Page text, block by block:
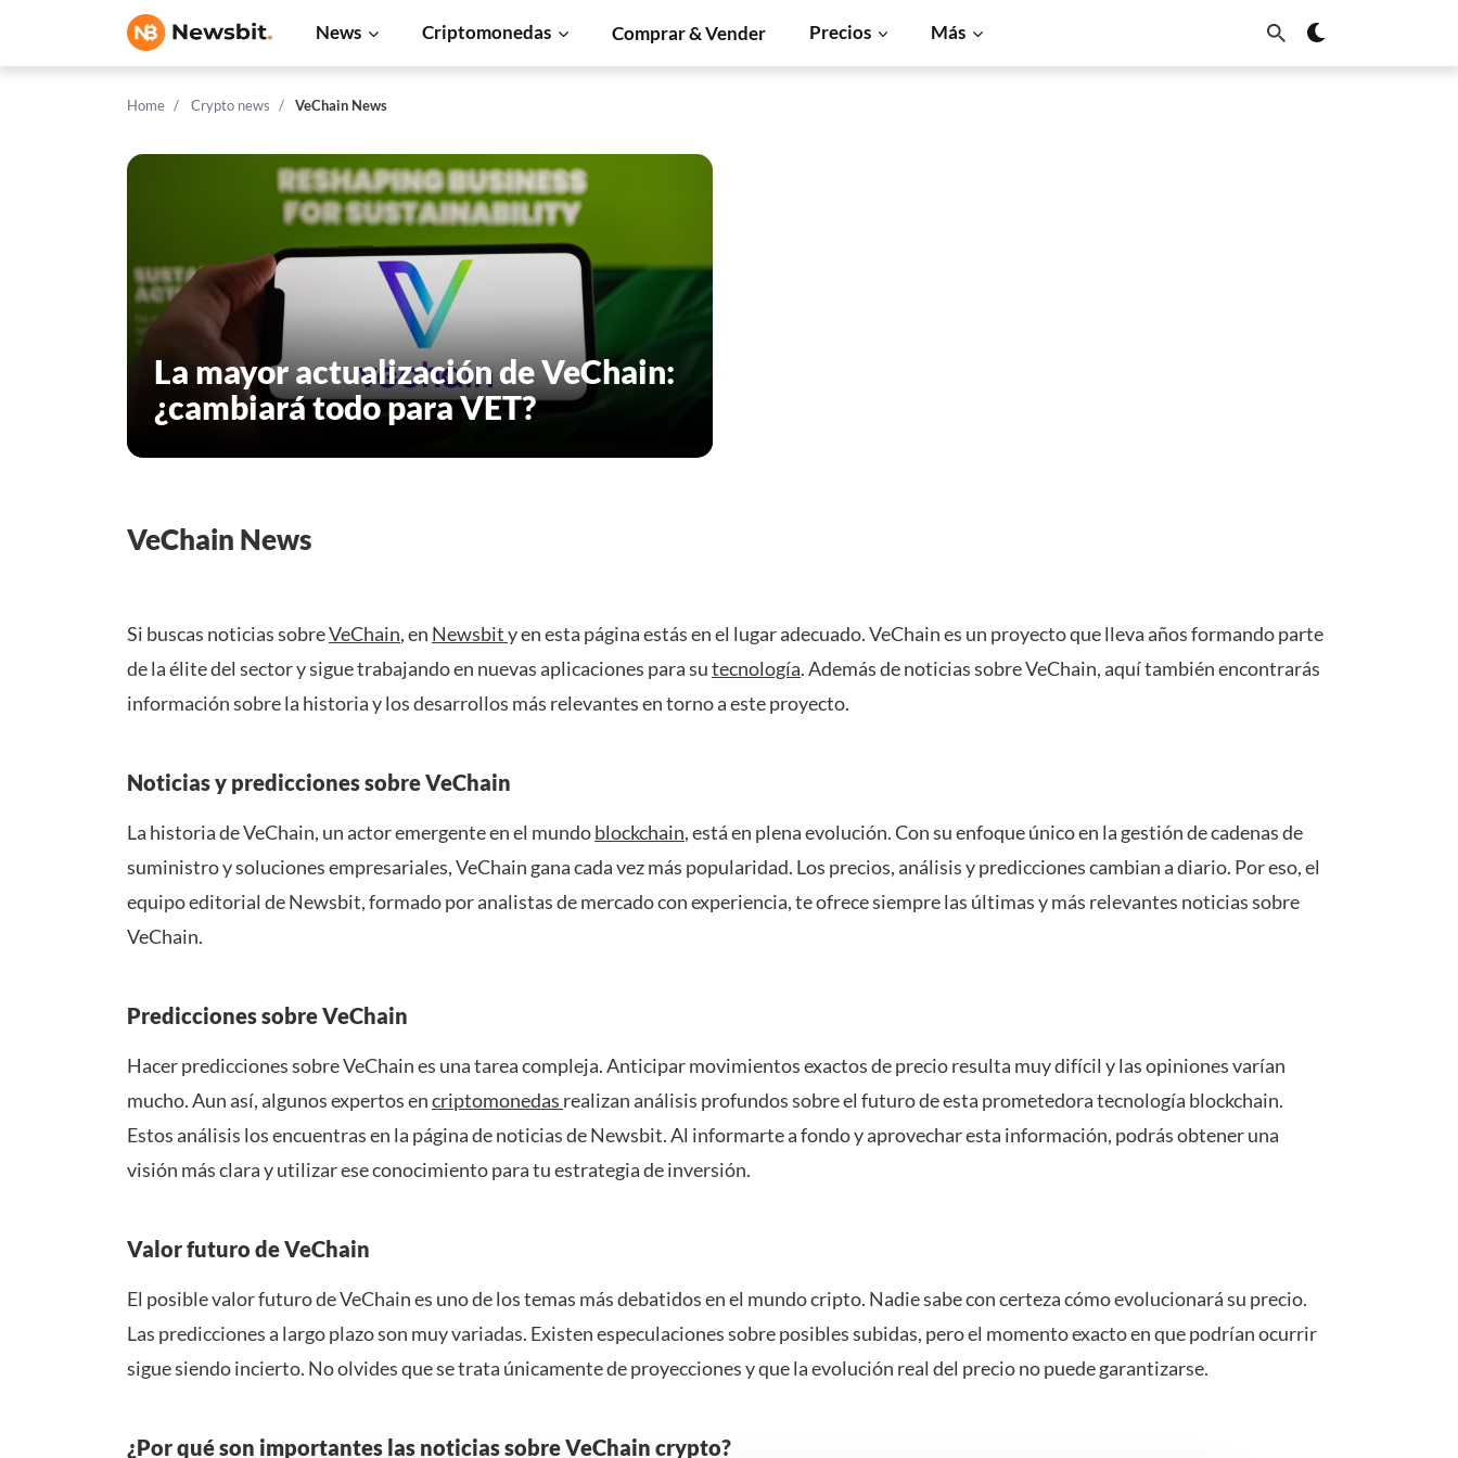
News Criptomonedas Comprar & Vender Precios Más
Home Crypto news VeChain News
La mayor actualización de VeChain:
¿cambiará todo para VET?
VeChain News
Si buscas noticias sobreVeChain, en Newsbity en esta página estás en el lugar adecuado. VeChain es un proyecto que lleva años formando parte
de la élite del sector y sigue trabajando en nuevas aplicaciones para sutecnología. Además de noticias sobre VeChain, aquí también encontrarás
información sobre la historia y los desarrollos más relevantes en torno a este proyecto.
Noticias y predicciones sobre VeChain
La historia de VeChain, un actor emergente en el mundoblockchain, está en plena evolución. Con su enfoque único en la gestión de cadenas de
suministro y soluciones empresariales, VeChain gana cada vez más popularidad. Los precios, análisis y predicciones cambian a diario. Por eso, el
equipo editorial de Newsbit, formado por analistas de mercado con experiencia, te ofrece siempre las últimas y más relevantes noticias sobre
VeChain.
Predicciones sobre VeChain
Hacer predicciones sobre VeChain es una tarea compleja. Anticipar movimientos exactos de precio resulta muy difícil y las opiniones varían
mucho. Aun así, algunos expertos encriptomonedas realizan análisis profundos sobre el futuro de esta prometedora tecnología blockchain.
Estos análisis los encuentras en la página de noticias de Newsbit. Al informarte a fondo y aprovechar esta información, podrás obtener una
visión más clara y utilizar ese conocimiento para tu estrategia de inversión.
Valor futuro de VeChain
El posible valor futuro de VeChain es uno de los temas más debatidos en el mundo cripto. Nadie sabe con certeza cómo evolucionará su precio.
Las predicciones a largo plazo son muy variadas. Existen especulaciones sobre posibles subidas, pero el momento exacto en que podrían ocurrir
sigue siendo incierto. No olvides que se trata únicamente de proyecciones y que la evolución real del precio no puede garantizarse.
¿Por qué son importantes las noticias sobre VeChain crypto?